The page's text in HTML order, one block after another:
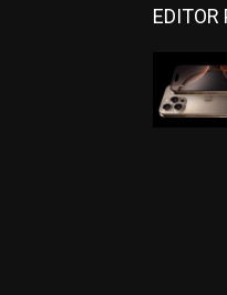
EDITOR